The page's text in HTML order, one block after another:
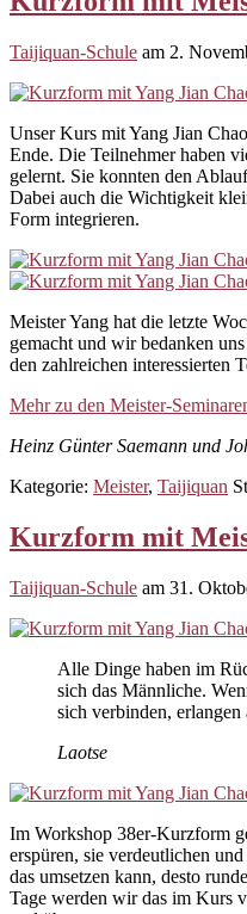
Taijiquan-Schule am 2.
Unser Kurs mit Yang Jian
Ende. Die Teilnehmer haben
gelernt. Sie konnten den
Dabei auch die Wichtigkeit
Form integrieren.
Meister Yang hat die letzte
gemacht und wir bedanken
den zahlreichen interessierten
Mehr zu den Meister-
Heinz Günter Saemann und
Kategorie: Meister, Taijiquan
Kurzform mit
Taijiquan-Schule am 31.
Alle Dinge haben im
sich das Männliche.
sich verbinden,
Laotse
Im Workshop 38er-Kurzform
erspüren, sie verdeutlichen
das umsetzen kann, desto
Tage werden wir das im Kurs